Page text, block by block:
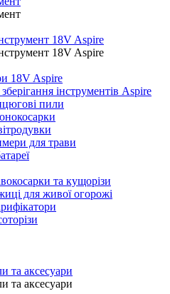
18V Aspire
18V Aspire
18V Aspire
інструментів Aspire
пили
для трави
та кущорізи
для живої огорожі
та аксесуари
та аксесуари